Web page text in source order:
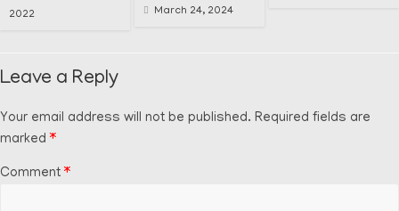
2022
March 24, 2024
Leave a Reply
Your email address will not be published. Required fields are
marked *
Comment *